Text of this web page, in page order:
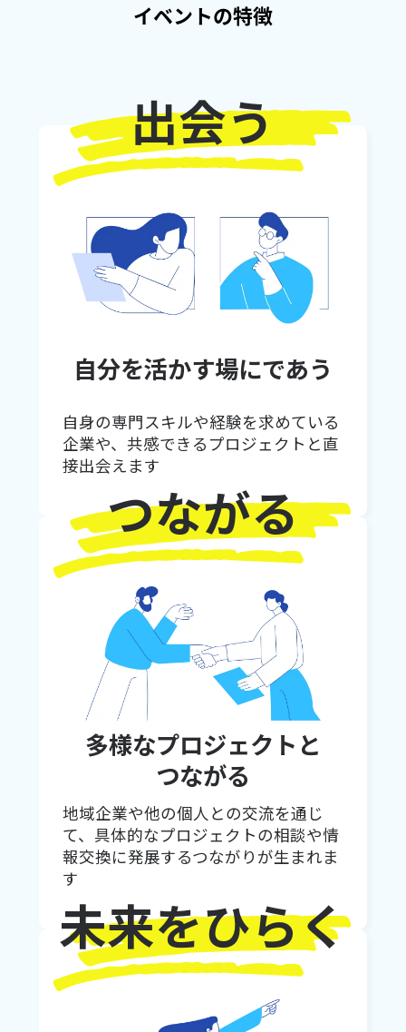
イベントの特徴
出会う
自分を活かす場にであう
自身の専門スキルや経験を求めている
企業や、共感できるプロジェクトと直
接出会えます
つながる
多様なプロジェクトと
つながる
地域企業や他の個人との交流を通じ
て、具体的なプロジェクトの相談や情
報交換に発展するつながりが生まれま
す
未来をひらく